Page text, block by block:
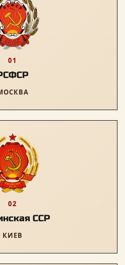
01
02
ССР
КИЕВ